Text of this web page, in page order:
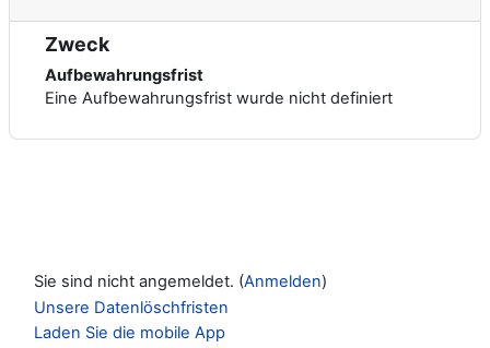
Zweck
Aufbewahrungsfrist
Eine Aufbewahrungsfrist wurde nicht definiert
Sie sind nicht angemeldet. (Anmelden)
Unsere Datenlöschfristen
Laden Sie die mobile App